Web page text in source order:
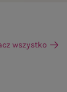
wszystko